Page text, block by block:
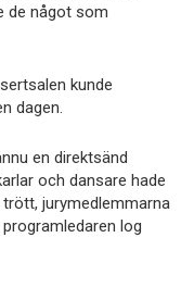
de något som
kunde
dagen.
en direktsänd
och dansare hade
jurymedlemmarna
log